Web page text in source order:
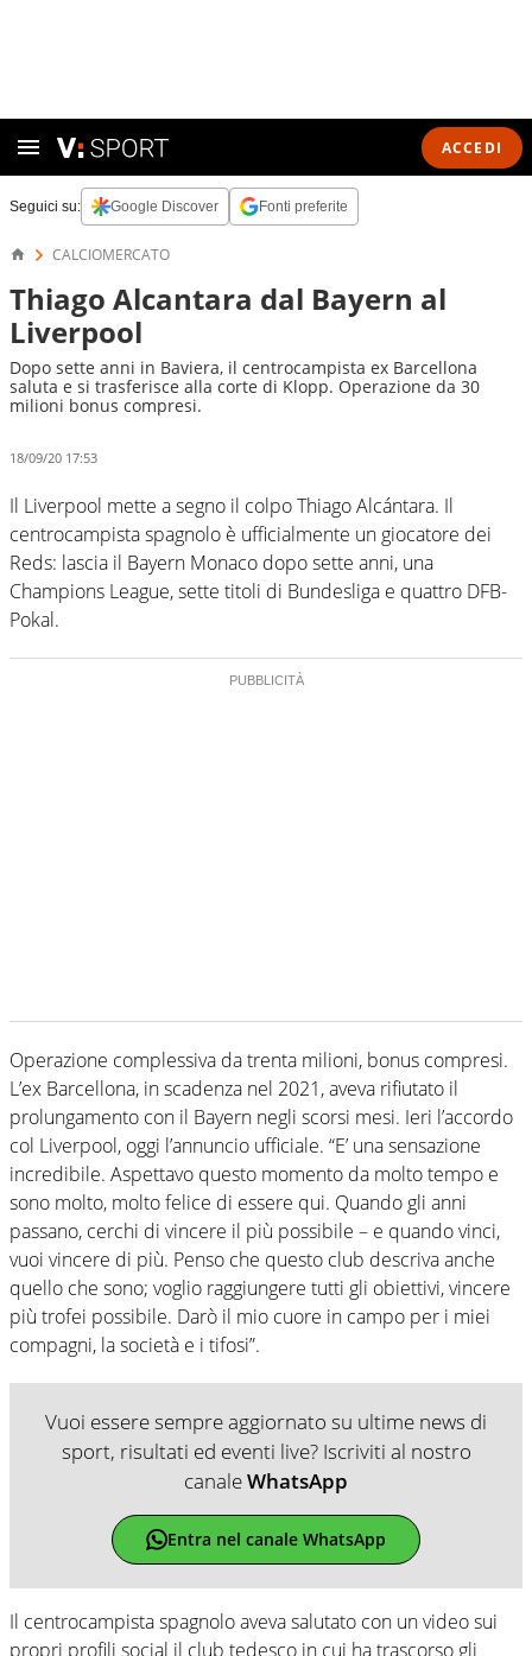
ACCEDI
Seguici su: Google Discover Fonti preferite
CALCIOMERCATO
Thiago Alcantara dal Bayern al
Liverpool
Dopo sette anni in Baviera, il centrocampista ex Barcellona
saluta e si trasferisce alla corte di Klopp. Operazione da 30
milioni bonus compresi.
18/09/20 17:53
Il Liverpool mette a segno il colpo Thiago Alcántara. Il
centrocampista spagnolo è ufficialmente un giocatore dei
Reds: lascia il Bayern Monaco dopo sette anni, una
Champions League, sette titoli di Bundesliga e quattro DFB-
Pokal.
Operazione complessiva da trenta milioni, bonus compresi.
L’ex Barcellona, in scadenza nel 2021, aveva rifiutato il
prolungamento con il Bayern negli scorsi mesi. Ieri l’accordo
col Liverpool, oggi l’annuncio ufficiale. “E’ una sensazione
incredibile. Aspettavo questo momento da molto tempo e
sono molto, molto felice di essere qui. Quando gli anni
passano, cerchi di vincere il più possibile – e quando vinci,
vuoi vincere di più. Penso che questo club descriva anche
quello che sono; voglio raggiungere tutti gli obiettivi, vincere
più trofei possibile. Darò il mio cuore in campo per i miei
compagni, la società e i tifosi”.
Vuoi essere sempre aggiornato su ultime news di
sport, risultati ed eventi live? Iscriviti al nostro
canaleWhatsApp
Entra nel canale WhatsApp
Il centrocampista spagnolo aveva salutato con un video sui
propri profili social il club tedesco in cui ha trascorso gli